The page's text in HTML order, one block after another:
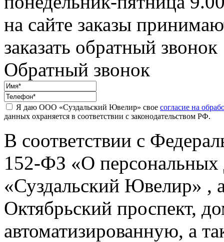
на сайте заказы
заказать обратный звонок
Обратный звонок
Я даю ООО «Суздальский Ювелир» свое согласие на
данных охраняется в соответствии с законодательством РФ.
В соответствии с
152-ФЗ «О
«Суздальский Ювелир» ,
Октябрьский проспект,
автоматизированную, а